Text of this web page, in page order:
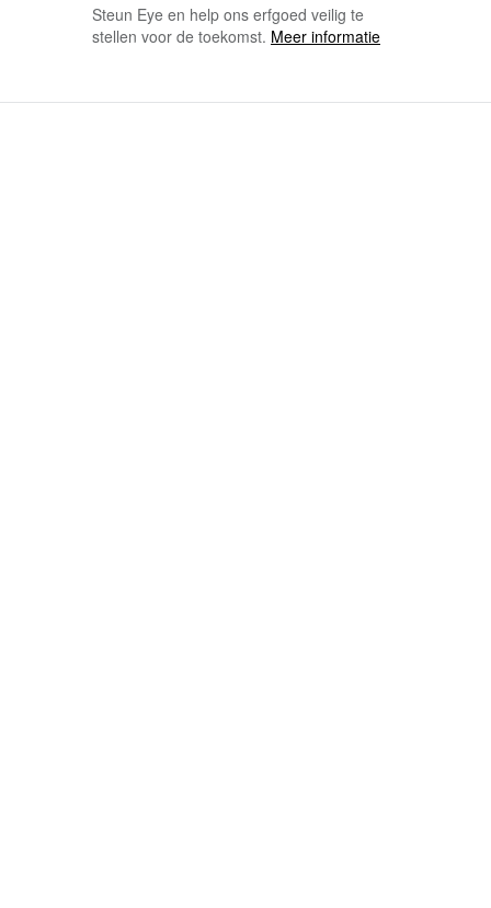
Steun Eye en help ons erfgoed veilig te
stellen voor de toekomst. Meer informatie